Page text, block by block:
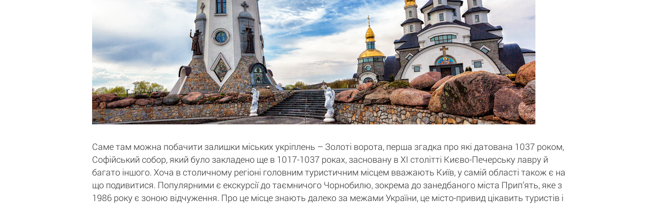
Саме там можна побачити залишки міських укріплень – Золоті ворота, перша згадка про які датована 1037 роком,
Софійський собор, який було закладено ще в 1017-1037 роках, засновану в XI столітті Києво-Печерську лавру й
багато іншого. Хоча в столичному регіоні головним туристичним місцем вважають Київ, у самій області також є на
що подивитися. Популярними є екскурсії до таємничого Чорнобилю, зокрема до занедбаного міста Прип’ять, яке з
1986 року є зоною відчуження. Про це місце знають далеко за межами України, це місто-привид цікавить туристів і